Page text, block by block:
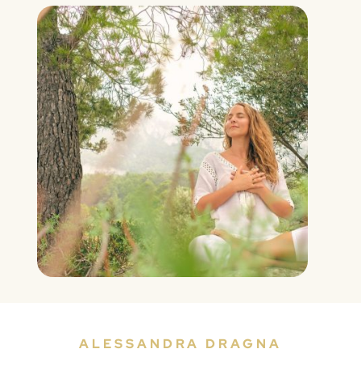
ALESSANDRA DRAGNA